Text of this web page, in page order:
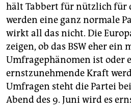
hält Tabbert für nützlich für
werden eine ganz normale
wirkt all das nicht. Die
zeigen, ob das BSW eher ein
Umfragephänomen ist oder
ernstzunehmende Kraft
Umfragen steht die Partei
Abend des 9. Juni wird es